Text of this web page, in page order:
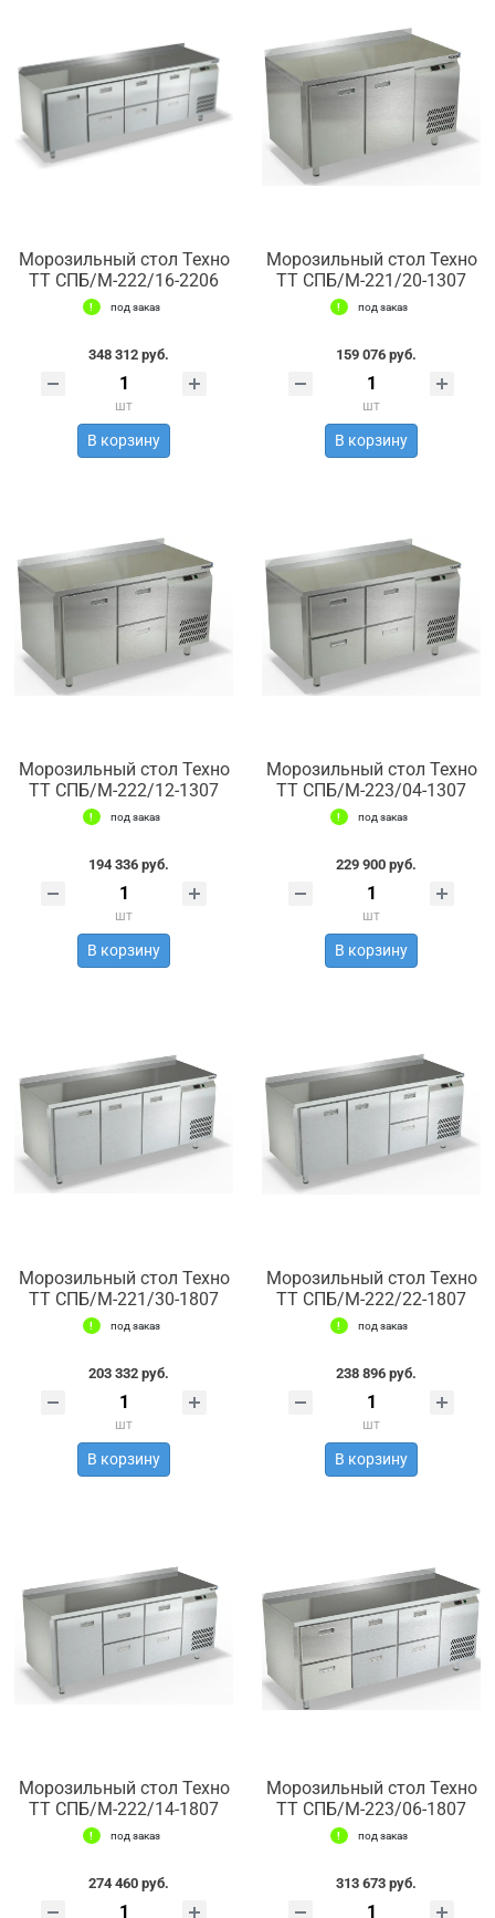
Морозильный стол Техно
ТТ СПБ/М-222/16-2206
под заказ
348 312 руб.
шт
В корзину
Морозильный стол Техно
ТТ СПБ/М-221/20-1307
под заказ
159 076 руб.
шт
В корзину
Морозильный стол Техно
ТТ СПБ/М-222/12-1307
под заказ
194 336 руб.
шт
В корзину
Морозильный стол Техно
ТТ СПБ/М-223/04-1307
под заказ
229 900 руб.
шт
В корзину
Морозильный стол Техно
ТТ СПБ/М-221/30-1807
под заказ
203 332 руб.
шт
В корзину
Морозильный стол Техно
ТТ СПБ/М-222/22-1807
под заказ
238 896 руб.
шт
В корзину
Морозильный стол Техно
ТТ СПБ/М-222/14-1807
под заказ
274 460 руб.
Морозильный стол Техно
ТТ СПБ/М-223/06-1807
под заказ
313 673 руб.